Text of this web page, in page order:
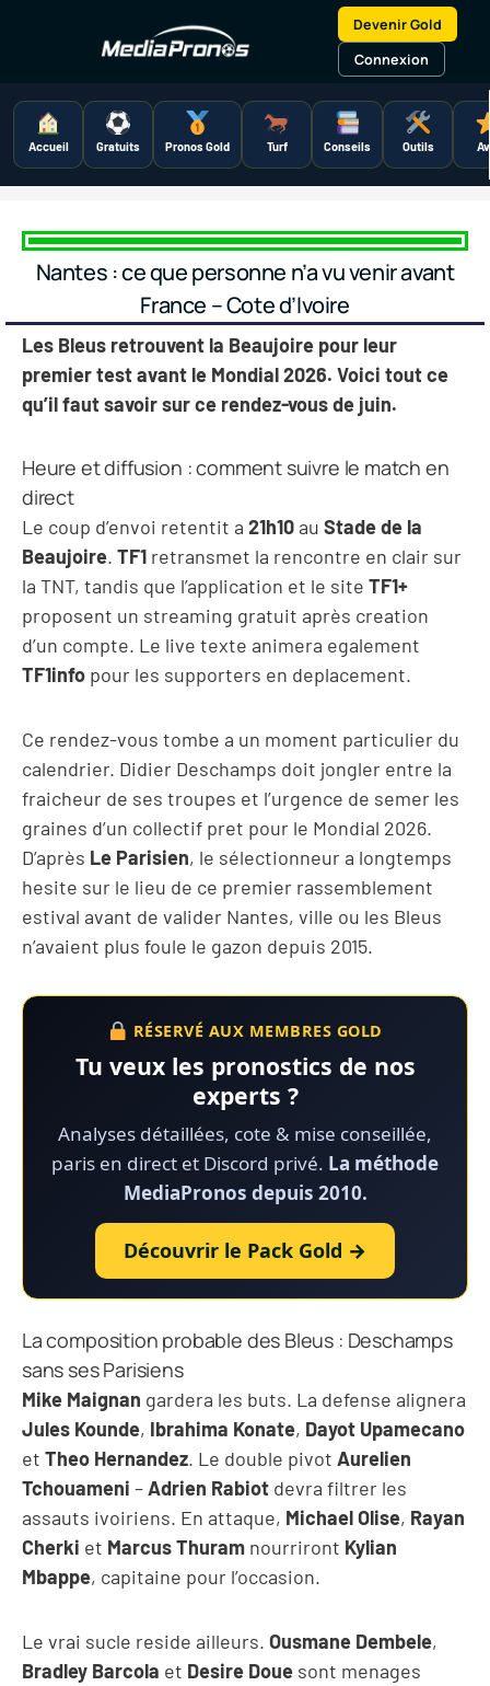
Devenir Gold
Connexion
Accueil Gratuits Pronos Gold Turf Conseils Outils
Nantes : ce que personne n’a vu venir avant
France – Cote d’Ivoire
Les Bleus retrouvent la Beaujoire pour leur
premier test avant le Mondial 2026. Voici tout ce
qu’il faut savoir sur ce rendez-vous de juin.
Heure et diffusion : comment suivre le match en
direct
Le coup d’envoi retentit a 21h10 au Stade de la
Beaujoire. TF1 retransmet la rencontre en clair sur
la TNT, tandis que l’application et le site TF1+
proposent un streaming gratuit après creation
d’un compte. Le live texte animera egalement
TF1info pour les supporters en deplacement.
Ce rendez-vous tombe a un moment particulier du
calendrier. Didier Deschamps doit jongler entre la
fraicheur de ses troupes et l’urgence de semer les
graines d’un collectif pret pour le Mondial 2026.
D’après Le Parisien, le sélectionneur a longtemps
hesite sur le lieu de ce premier rassemblement
estival avant de valider Nantes, ville ou les Bleus
n’avaient plus foule le gazon depuis 2015.
RÉSERVÉ AUX MEMBRES GOLD
Tu veux les pronostics de nos
experts ?
Analyses détaillées, cote & mise conseillée,
paris en direct et Discord privé. La méthode
MediaPronos depuis 2010.
Découvrir le Pack Gold →
La composition probable des Bleus : Deschamps
sans ses Parisiens
Mike Maignan gardera les buts. La defense alignera
Jules Kounde, Ibrahima Konate, Dayot Upamecano
et Theo Hernandez. Le double pivot Aurelien
Tchouameni –Adrien Rabiot devra filtrer les
assauts ivoiriens. En attaque, Michael Olise, Rayan
Cherki et Marcus Thuram nourriront Kylian
Mbappe, capitaine pour l’occasion.
Le vrai sucle reside ailleurs. Ousmane Dembele,
Bradley Barcola et Desire Doue sont menages